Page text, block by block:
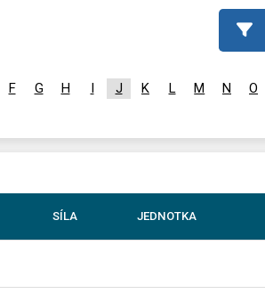
F G H I J K L M N O
SÍLA JEDNOTKA